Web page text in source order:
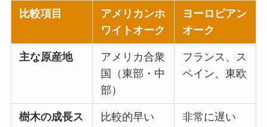
比較項目
アメリカンホ
ワイトオーク
ヨーロピアン
オーク
主な原産地
アメリカ合衆
国（東部・中
部）
フランス、ス
ペイン、東欧
樹木の成長ス
比較的早い
非常に遅い